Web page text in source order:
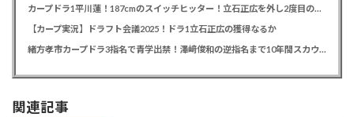
カープドラ1平川蓮！187cmのスイッチヒッター！立石正広を外し2度目の重複も新井監督がクジを引き当てる！【ドラフト会議2025】
【カープ実況】ドラフト会議2025！ドラ1立石正広の獲得なるか
緒方孝市カープドラ3指名で青学出禁！澤﨑俊和の逆指名まで10年間スカウト出禁
関連記事